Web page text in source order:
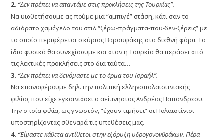
2. “Δεν πρέπει να απαντάμε στις προκλήσεις της Τουρκίας”.
Να υιοθετήσουμε ας πούμε μια “αμπιγέ” στάση, κάτι σαν το
αδιόρατο χαμόγελο του στιλ “ξέρω-πράγματα-που-δεν-ξέρεις” με
το οποίο περιφέρεται ο κύριος Βαρουφάκης στα διεθνή φόρα. Το
ίδιο φυσικά θα συνεχίσουμε και όταν η Τουρκία θα περάσει από
τις λεκτικές προκλήσεις στο δια ταύτα…
3. “Δεν πρέπει να δενόμαστε με το άρμα του Ισραήλ”.
Να επαναφέρουμε δηλ. την πολιτική ελληνοπαλαιστινιακής
φιλίας που είχε εγκαινιάσει ο αείμνηστος Ανδρέας Παπανδρέου.
Την οποία φιλία, ως γνωστόν, “έχουν τιμήσει” οι Παλαιστίνιοι
υποστηρίζοντας σθεναρά τις υποθέσεις μας.
4. “Είμαστε κάθετα αντίθετοι στην εξόρυξη υδρογονονθράκων. Πέρα